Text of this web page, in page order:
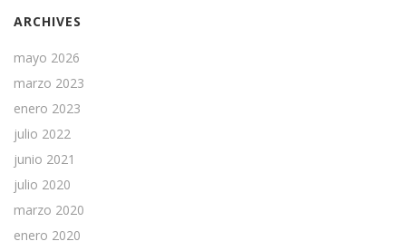
ARCHIVES
mayo 2026
marzo 2023
enero 2023
julio 2022
junio 2021
julio 2020
marzo 2020
enero 2020